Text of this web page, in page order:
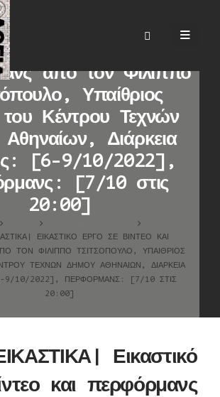
ΕΙΚΑΣΤΙΚΑ|
έργο σε βίντεο και
από τον Φίλιππο
Υπαίθριος
Κέντρου Τεχνών
Διάρκεια
[6-9/10/2022],
[7/10 στις
20:00]
ΕΙΚΑΣΤΙΚΌ ΈΡΓΟ ΣΕ ΒΊΝΤΕΟ ΚΑΙ
ΤΟΝ ΦΊΛΙΠΠΟ ΤΣΙΤΣΌΠΟΥΛΟ, ΥΠΑΊΘΡΙΟΣ
ΤΕΧΝΏΝ ΔΉΜΟΥ ΑΘΗΝΑΊΩΝ, ΔΙΆΡΚΕΙΑ
9/10/2022], ΠΕΡΦΌΡΜΑΝΣ: [7/10 ΣΤΙΣ
20:00]
Εικαστικό
και περφόρμανς